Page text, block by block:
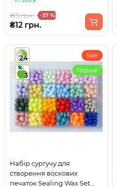
₴19 грн. -37 %
₴12 грн.
24
3
Sale
Popular
Набір сургучу для
створення воскових
печаток Sealing Wax Set